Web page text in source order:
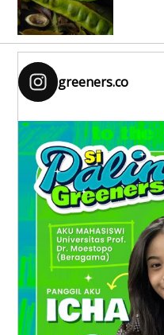
greeners.co